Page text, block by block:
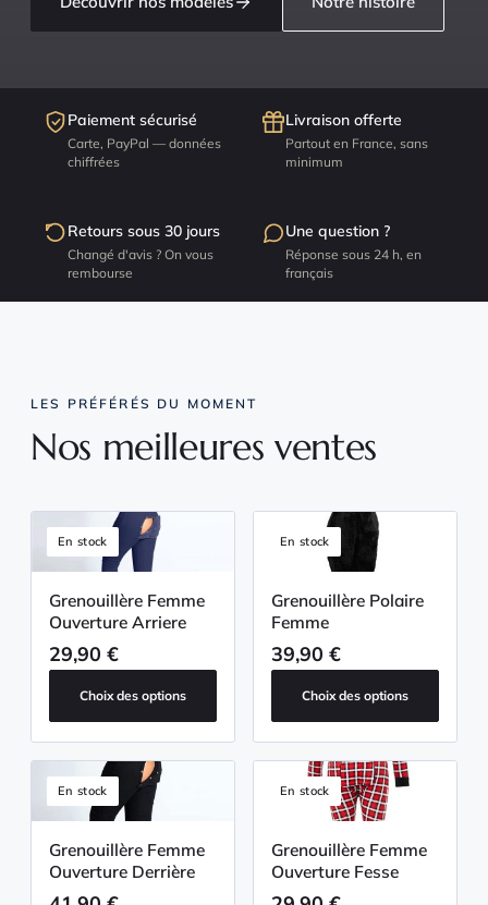
Paiement sécurisé
Carte, PayPal — données
chiffrées
Livraison offerte
Partout en France, sans
minimum
Retours sous 30 jours
Changé d'avis ? On vous
rembourse
Une question ?
Réponse sous 24 h, en
français
LES PRÉFÉRÉS DU MOMENT
Nos meilleures ventes
En stock
Grenouillère Femme
Ouverture Arriere
29,90 €
Choix des options
En stock
Grenouillère Polaire
Femme
39,90 €
Choix des options
En stock
Grenouillère Femme
Ouverture Derrière
En stock
Grenouillère Femme
Ouverture Fesse